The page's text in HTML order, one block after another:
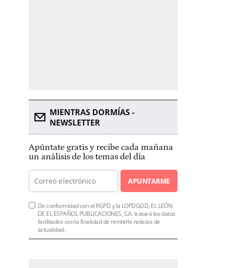
MIENTRAS DORMÍAS -
NEWSLETTER
Apúntate gratis y recibe cada mañana
un análisis de los temas del día
APUNTARME
De conformidad con el RGPD y la LOPDGDD, EL LEÓN
DE EL ESPAÑOL PUBLICACIONES, S.A. tratará los datos
facilitados con la finalidad de remitirle noticias de
actualidad.